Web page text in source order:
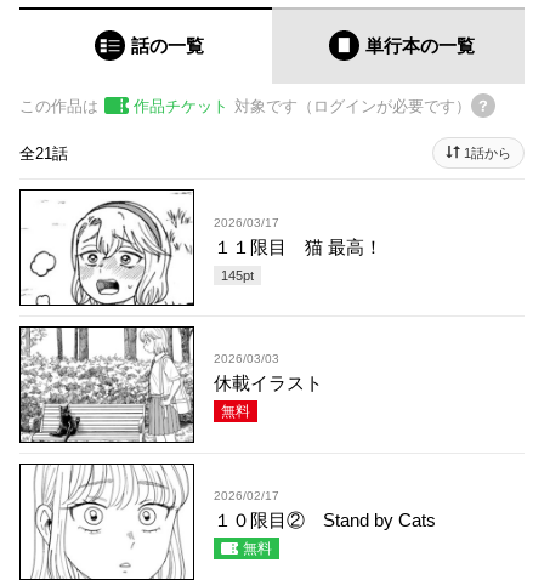
話の一覧 単行本の一覧
この作品は 作品チケット 対象です（ログインが必要です）
全21話 1話から
2026/03/17
１１限目 猫 最高！
145pt
2026/03/03
休載イラスト
無料
2026/02/17
１０限目② Stand by Cats
無料